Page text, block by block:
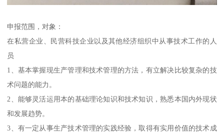
申报范围，对象：
在私营企业、民营科技企业以及其他经济组织中从事技术工作的人
员
1、基本掌握现生产管理和技术管理的方法，有立解决比较复杂的技
术问题的能力。
2、能够灵活运用本的基础理论知识和技术知识，熟悉本国内外现状
和发展趋势。
3、有一定从事生产技术管理的实践经验，取得有实用价值的技术成